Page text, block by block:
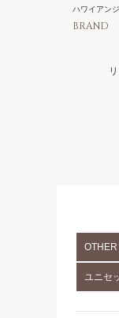
BRAND
ハワイアン
ユニセ